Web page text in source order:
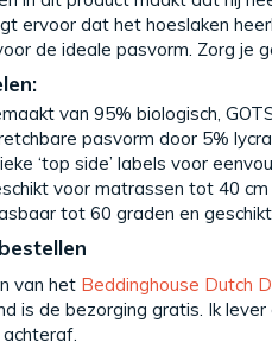
ervoor dat het hoeslaken
de ideale pasvorm. Zorg je
van 95% biologisch,
pasvorm door 5% lycra
‘top side’ labels voor
voor matrassen tot 40 cm
tot 60 graden en
van het Beddinghouse Dutch
is de bezorging gratis. Ik